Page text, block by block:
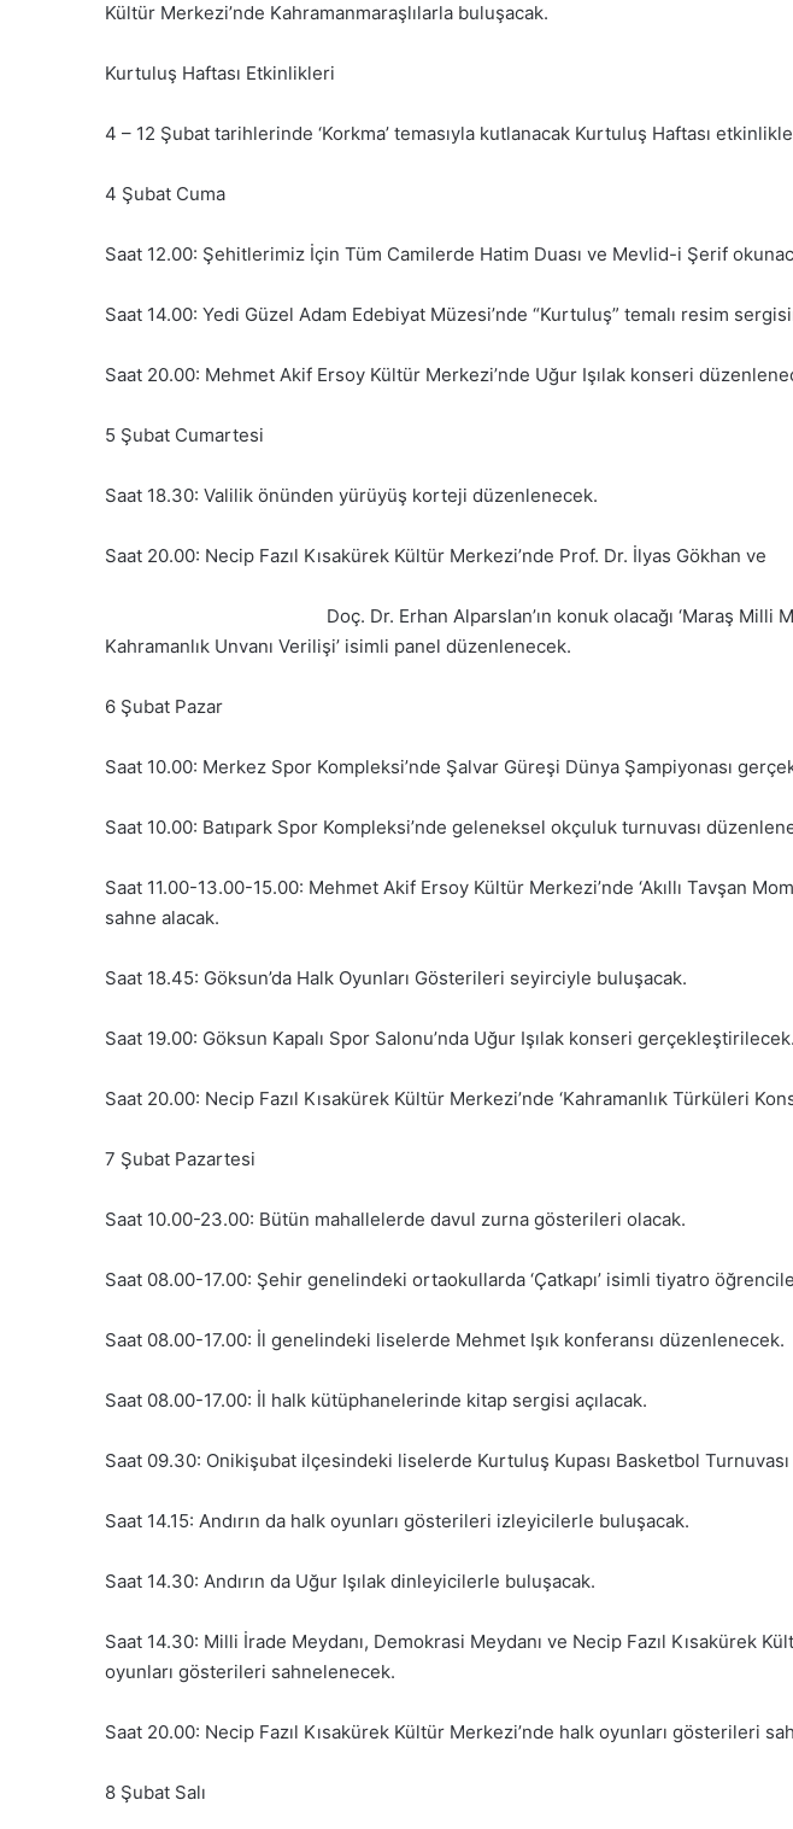
Kültür Merkezi’nde Kahramanmaraşlılarla buluşacak.
Kurtuluş Haftası Etkinlikleri
4 – 12 Şubat tarihlerinde ‘Korkma’ temasıyla kutlanacak Kurtuluş Haftası
4 Şubat Cuma
Saat 12.00: Şehitlerimiz İçin Tüm Camilerde Hatim Duası ve Mevlid-i Şerif
Saat 14.00: Yedi Güzel Adam Edebiyat Müzesi’nde “Kurtuluş” temalı resim
Saat 20.00: Mehmet Akif Ersoy Kültür Merkezi’nde Uğur Işılak konseri
5 Şubat Cumartesi
Saat 18.30: Valilik önünden yürüyüş korteji düzenlenecek.
Saat 20.00: Necip Fazıl Kısakürek Kültür Merkezi’nde Prof. Dr.
Doç. Dr. Erhan Alparslan’ın konuk olacağı ‘Maraş Milli
Kahramanlık Unvanı Verilişi’ isimli panel düzenlenecek.
6 Şubat Pazar
Saat 10.00: Merkez Spor Kompleksi’nde Şalvar Güreşi Dünya Şampiyonası
Saat 10.00: Batıpark Spor Kompleksi’nde geleneksel okçuluk turnuvası
Saat 11.00-13.00-15.00: Mehmet Akif Ersoy Kültür Merkezi’nde ‘Akıllı Tavşan
sahne alacak.
Saat 18.45: Göksun’da Halk Oyunları Gösterileri seyirciyle buluşacak.
Saat 19.00: Göksun Kapalı Spor Salonu’nda Uğur Işılak konseri gerçekleştirilecek.
Saat 20.00: Necip Fazıl Kısakürek Kültür Merkezi’nde ‘Kahramanlık Türküleri
7 Şubat Pazartesi
Saat 10.00-23.00: Bütün mahallelerde davul zurna gösterileri olacak.
Saat 08.00-17.00: Şehir genelindeki ortaokullarda ‘Çatkapı’ isimli tiyatro
Saat 08.00-17.00: İl genelindeki liselerde Mehmet Işık konferansı düzenlenecek.
Saat 08.00-17.00: İl halk kütüphanelerinde kitap sergisi açılacak.
Saat 09.30: Onikişubat ilçesindeki liselerde Kurtuluş Kupası Basketbol
Saat 14.15: Andırın da halk oyunları gösterileri izleyicilerle buluşacak.
Saat 14.30: Andırın da Uğur Işılak dinleyicilerle buluşacak.
Saat 14.30: Milli İrade Meydanı, Demokrasi Meydanı ve Necip Fazıl Kısakürek
oyunları gösterileri sahnelenecek.
Saat 20.00: Necip Fazıl Kısakürek Kültür Merkezi’nde halk oyunları gösterileri
8 Şubat Salı